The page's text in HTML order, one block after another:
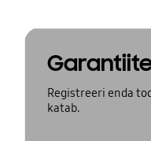
Registreeri enda
katab.